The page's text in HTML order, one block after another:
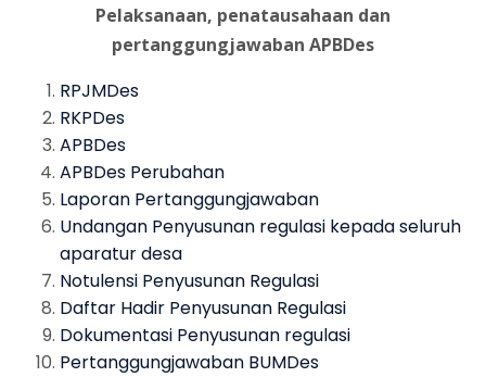
Pelaksanaan, penatausahaan dan
pertanggungjawaban APBDes
RPJMDes
RKPDes
APBDes
APBDes Perubahan
Laporan Pertanggungjawaban
Undangan Penyusunan regulasi kepada seluruh
aparatur desa
Notulensi Penyusunan Regulasi
Daftar Hadir Penyusunan Regulasi
Dokumentasi Penyusunan regulasi
Pertanggungjawaban BUMDes